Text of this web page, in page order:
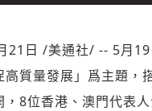
21日 /美通社/ -- 5月19
高質量發展」爲主題，
，8位香港、澳門代表